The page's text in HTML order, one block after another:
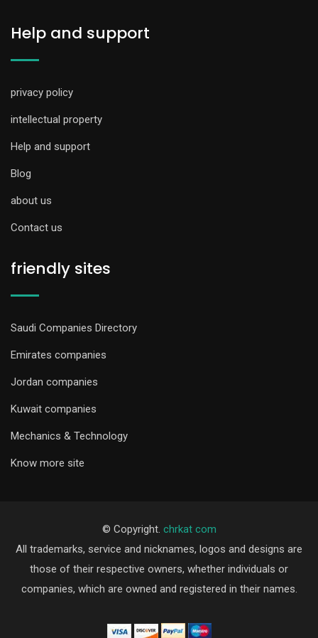
Help and support
privacy policy
intellectual property
Help and support
Blog
about us
Contact us
friendly sites
Saudi Companies Directory
Emirates companies
Jordan companies
Kuwait companies
Mechanics & Technology
Know more site
© Copyright. chrkat com
All trademarks, service and nicknames, logos and designs are
those of their respective owners, whether individuals or
companies, which are owned and registered in their names.